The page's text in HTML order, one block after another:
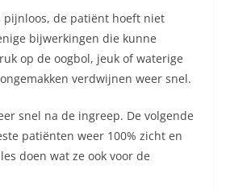
pijnloos, de patiënt hoeft niet
bijwerkingen die kunne
op de oogbol, jeuk of waterige
verdwijnen weer snel.
snel na de ingreep. De volgende
patiënten weer 100% zicht en
doen wat ze ook voor de